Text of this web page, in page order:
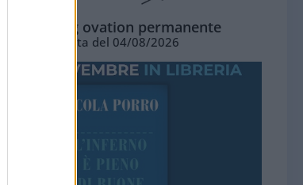
La standing ovation permanente
Vignetta del 04/08/2026